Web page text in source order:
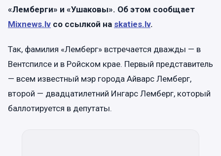
«Лемберги» и «Ушаковы». Об этом сообщает
Mixnews.lv со ссылкой на skaties.lv.
Так, фамилия «Лемберг» встречается дважды — в
Вентспилсе и в Ройском крае. Первый представитель
— всем известный мэр города Айварс Лемберг,
второй — двадцатилетний Ингарс Лемберг, который
баллотируется в депутаты.